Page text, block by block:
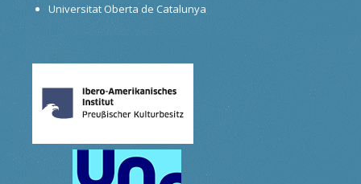
Universitat Oberta de Catalunya